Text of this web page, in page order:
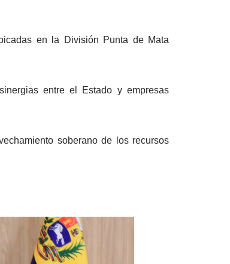
en la División Punta de Mata
entre el Estado y empresas
soberano de los recursos